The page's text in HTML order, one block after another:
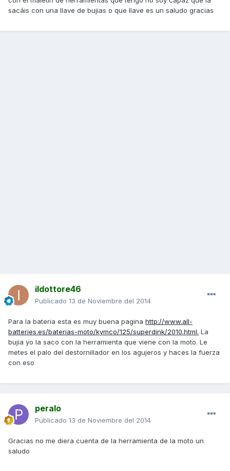
sacáis con una llave de bujias o que llave es un saludo gracias
ildottore46
Publicado 13 de Noviembre del 2014
Para la bateria esta es muy buena pagina http://www.all-
batteries.es/baterias-moto/kymco/125/superdink/2010.html. La
bujia yo la saco con la herramienta que viene con la moto. Le
metes el palo del destornillador en los agujeros y haces la fuerza
con eso
peralo
Publicado 13 de Noviembre del 2014
Gracias no me diera cuenta de la herramienta de la moto un
saludo